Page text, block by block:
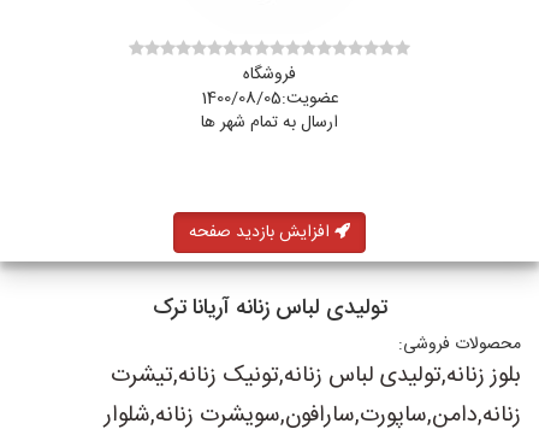
فروشگاه
عضویت:1400/08/05
ارسال به تمام شهر ها
افزایش بازدید صفحه
تولیدی لباس زنانه آریانا ترک
محصولات فروشی:
بلوز زنانه,تولیدی لباس زنانه,تونیک زنانه,تیشرت
زنانه,دامن,ساپورت,سارافون,سویشرت زنانه,شلوار